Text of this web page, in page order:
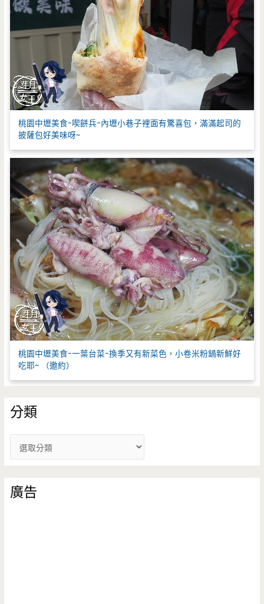
桃園中壢美食-喫餅兵-內壢小巷子裡面有驚喜包，滿滿起司的
披薩包好美味呀~
桃園中壢美食-一葉台菜-換季又有新菜色，小卷米粉鍋新鮮好
吃耶~ （邀約）
分類
類
廣告